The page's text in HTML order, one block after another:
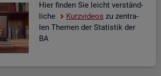
Hier fin­den Sie leicht ver­ständ­
li­che
Kurz­vi­de­os zu zen­tra­
len The­men der Sta­tis­tik der
BA